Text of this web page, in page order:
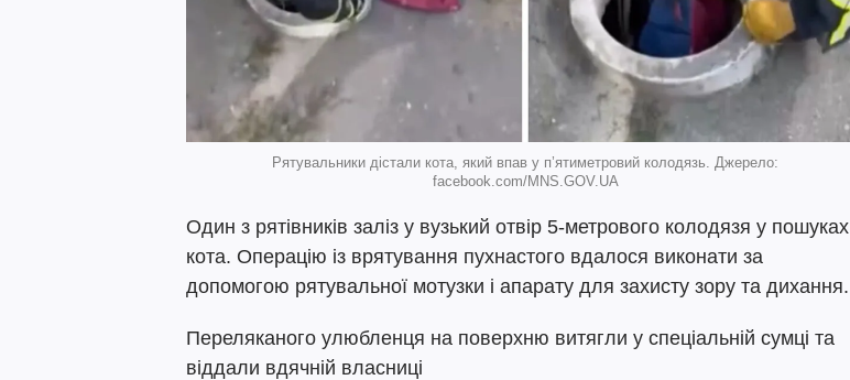
Рятувальники дістали кота, який впав у п’ятиметровий колодязь. Джерело:
facebook.com/MNS.GOV.UA
Один з рятівників заліз у вузький отвір 5-метрового колодязя у пошуках
кота. Операцію із врятування пухнастого вдалося виконати за
допомогою рятувальної мотузки і апарату для захисту зору та дихання.
Переляканого улюбленця на поверхню витягли у спеціальній сумці та
віддали вдячній власниці